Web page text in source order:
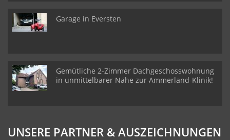
Garage in Eversten
Gemütliche 2-Zimmer Dachgeschosswohnung
in unmittelbarer Nähe zur Ammerland-Klinik!
UNSERE PARTNER & AUSZEICHNUNGEN